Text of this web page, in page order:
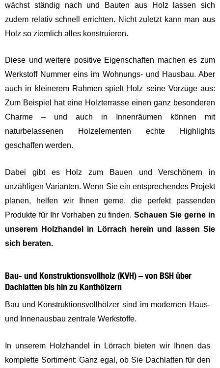
wächst ständig nach und Bauten aus Holz lassen sich
zudem relativ schnell errichten. Nicht zuletzt kann man aus
Holz so ziemlich alles konstruieren.
Diese und weitere positive Eigenschaften machen es zum
Werkstoff Nummer eins im Wohnungs- und Hausbau. Aber
auch in kleinerem Rahmen spielt Holz seine Vorzüge aus:
Zum Beispiel hat eine Holzterrasse einen ganz besonderen
Charme – und auch in Innenräumen können mit
naturbelassenen Holzelementen echte Highlights
geschaffen werden.
Dabei gibt es Holz zum Bauen und Verschönern in
unzähligen Varianten. Wenn Sie ein entsprechendes Projekt
planen, helfen wir Ihnen gerne, die perfekt passenden
Produkte für Ihr Vorhaben zu finden.Schauen Sie gerne in
unserem Holzhandel in Lörrach herein und lassen Sie
sich beraten.
Bau- und Konstruktionsvollholz (KVH) – von BSH über
Dachlatten bis hin zu Kanthölzern
Bau und Konstruktionsvollhölzer sind im modernen Haus-
und Innenausbau zentrale Werkstoffe.
In unserem Holzhandel in Lörrach bieten wir Ihnen das
komplette Sortiment: Ganz egal, ob Sie Dachlatten für den